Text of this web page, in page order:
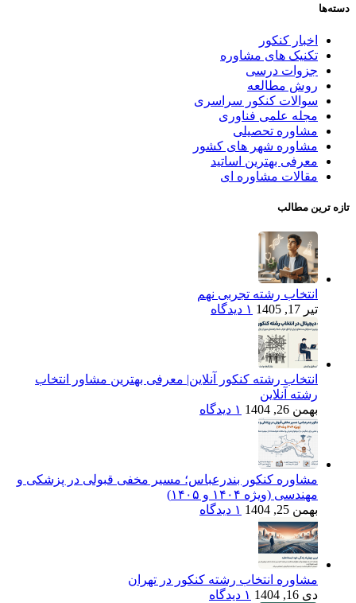
دسته‌ها
اخبار کنکور
تکنیک های مشاوره
جزوات درسی
روش مطالعه
سوالات کنکور سراسری
مجله علمی فناوری
مشاوره تحصیلی
مشاوره شهر های کشور
معرفی بهترین اساتید
مقالات مشاوره ای
تازه ترین مطالب
انتخاب رشته تجربی نهم
تیر 17, 1405
۱ دیدگاه
انتخاب رشته کنکور آنلاین| معرفی بهترین مشاور انتخاب
رشته آنلاین
بهمن 26, 1404
۱ دیدگاه
مشاوره کنکور بندرعباس؛ مسیر مخفی قبولی در پزشکی و
مهندسی (ویژه ۱۴۰۴ و ۱۴۰۵)
بهمن 25, 1404
۱ دیدگاه
مشاوره انتخاب رشته کنکور در تهران
دی 16, 1404
۱ دیدگاه